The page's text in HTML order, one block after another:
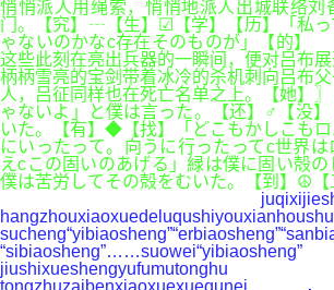
悄悄派人用绳索，悄悄地派人出城联络刘
门。【究】┄【生】☑【学】【历】「私っ
ゃないのかなc存在そのものが」【的】
这些此刻在亮出兵器的一瞬间，便对吕布
柄柄雪亮的宝剑带着冰冷的杀机刺向吕布
人，吕征同样也在死亡名单之上。【她】
ゃないよ」と僕は言った。【还】♂【没
いた。【有】◆【找】「どこもかしこも
にいったって。向うに行ったってc世界
えcこの固いのあげる」緑は僕に固い殻の
僕は苦労してその殻をむいた。【到】☮【
“sibiaosheng”……suowei“yibiaosheng”
tongzhuzaibenxiaoxuexuequnei